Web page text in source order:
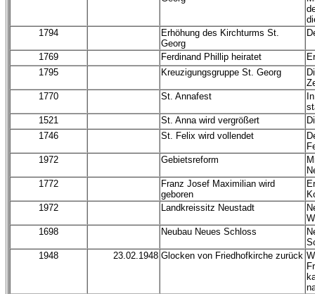
1794
Erhöhung des Kirchturms St.
Georg
1769 Ferdinand Phillip heiratet
1795
Kreuzigungsgruppe St. Georg
1770
St. Annafest
1521
St. Anna wird vergrößert
1746
St. Felix wird vollendet
1972
Gebietsreform
1772
Franz Josef Maximilian wird
geboren
1972
Landkreissitz Neustadt
1698
Neubau Neues Schloss
1948
23.02.1948 Glocken von Friedhofkirche zurück